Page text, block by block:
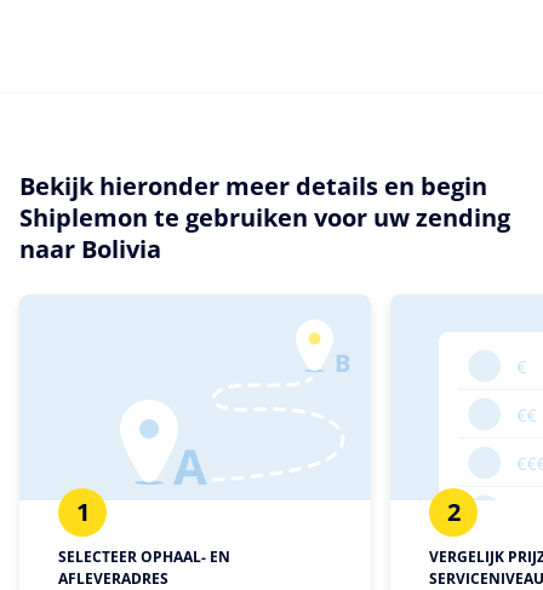
Bekijk hieronder meer details en begin
Shiplemon te gebruiken voor uw zending
naar Bolivia
1
SELECTEER OPHAAL- EN
AFLEVERADRES
2
VERGELIJK